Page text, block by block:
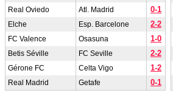
Real Oviedo Atl. Madrid 0-1
Elche Esp. Barcelone 2-2
FC Valence Osasuna 1-0
Betis Séville FC Seville 2-2
Gérone FC Celta Vigo 1-2
Real Madrid Getafe 0-1